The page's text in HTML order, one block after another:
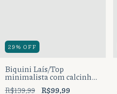
29% OFF
Biquini Laís/Top
minimalista com calcinha
cortininha um tira fio
R$139,99 R$99,99